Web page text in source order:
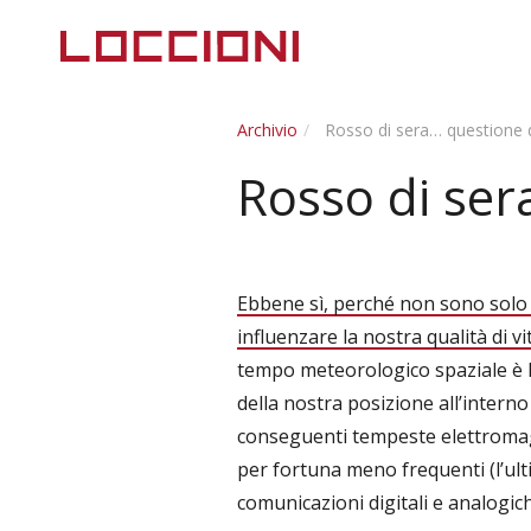
Archivio Rosso di sera… questione
Rosso di
Ebbene sì, perché non sono
influenzare la nostra qualità di
tempo meteorologico spaziale è
della nostra posizione
conseguenti tempeste
per fortuna meno frequenti
comunicazioni digitali e